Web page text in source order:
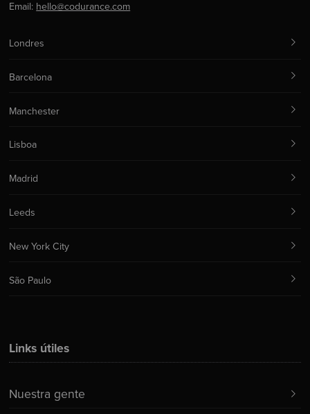
Links útiles
Nuestra gente
Email: hello@codurance.com
Londres
Barcelona
Manchester
Lisboa
Madrid
Leeds
New York City
São Paulo